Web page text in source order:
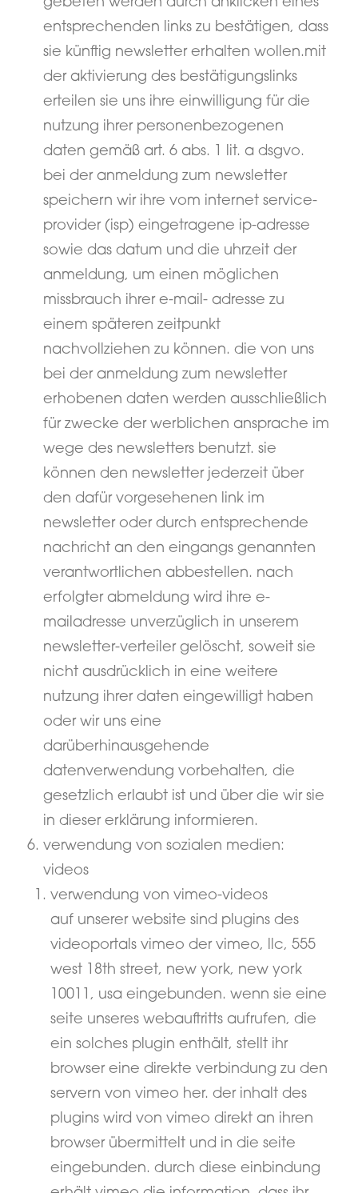
entsprechenden links zu bestätigen, dass
sie künftig newsletter erhalten wollen.mit
der aktivierung des bestätigungslinks
erteilen sie uns ihre einwilligung für die
nutzung ihrer personenbezogenen
daten gemäß art. 6 abs. 1 lit. a dsgvo.
bei der anmeldung zum newsletter
speichern wir ihre vom internet service-
provider (isp) eingetragene ip-adresse
sowie das datum und die uhrzeit der
anmeldung, um einen möglichen
missbrauch ihrer e-mail- adresse zu
einem späteren zeitpunkt
nachvollziehen zu können. die von uns
bei der anmeldung zum newsletter
erhobenen daten werden ausschließlich
für zwecke der werblichen ansprache im
wege des newsletters benutzt. sie
können den newsletter jederzeit über
den dafür vorgesehenen link im
newsletter oder durch entsprechende
nachricht an den eingangs genannten
verantwortlichen abbestellen. nach
erfolgter abmeldung wird ihre e-
mailadresse unverzüglich in unserem
newsletter-verteiler gelöscht, soweit sie
nicht ausdrücklich in eine weitere
nutzung ihrer daten eingewilligt haben
oder wir uns eine
darüberhinausgehende
datenverwendung vorbehalten, die
gesetzlich erlaubt ist und über die wir sie
in dieser erklärung informieren.
verwendung von sozialen medien:
videos
verwendung von vimeo-videos
auf unserer website sind plugins des
videoportals vimeo der vimeo, llc, 555
west 18th street, new york, new york
10011, usa eingebunden. wenn sie eine
seite unseres webauftritts aufrufen, die
ein solches plugin enthält, stellt ihr
browser eine direkte verbindung zu den
servern von vimeo her. der inhalt des
plugins wird von vimeo direkt an ihren
browser übermittelt und in die seite
eingebunden. durch diese einbindung